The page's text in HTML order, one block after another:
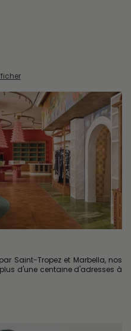
Saint-Tropez et Marbella, nos
d'une centaine d'adresses à